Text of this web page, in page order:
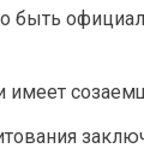
имеет